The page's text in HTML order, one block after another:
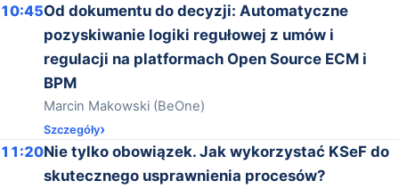
10:45Od dokumentu do decyzji: Automatyczne
pozyskiwanie logiki regułowej z umów i
regulacji na platformach Open Source ECM i
BPM
Marcin Makowski (BeOne)
Szczegóły
11:20Nie tylko obowiązek. Jak wykorzystać KSeF do
skutecznego usprawnienia procesów?